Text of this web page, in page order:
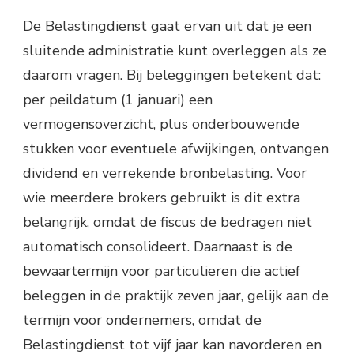
De Belastingdienst gaat ervan uit dat je een
sluitende administratie kunt overleggen als ze
daarom vragen. Bij beleggingen betekent dat:
per peildatum (1 januari) een
vermogensoverzicht, plus onderbouwende
stukken voor eventuele afwijkingen, ontvangen
dividend en verrekende bronbelasting. Voor
wie meerdere brokers gebruikt is dit extra
belangrijk, omdat de fiscus de bedragen niet
automatisch consolideert. Daarnaast is de
bewaartermijn voor particulieren die actief
beleggen in de praktijk zeven jaar, gelijk aan de
termijn voor ondernemers, omdat de
Belastingdienst tot vijf jaar kan navorderen en